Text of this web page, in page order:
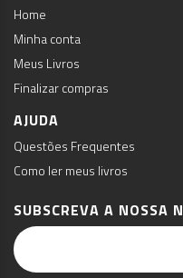
Home
Minha conta
Meus Livros
Finalizar compras
AJUDA
Questões Frequentes
Como ler meus livros
SUBSCREVA A NOSSA